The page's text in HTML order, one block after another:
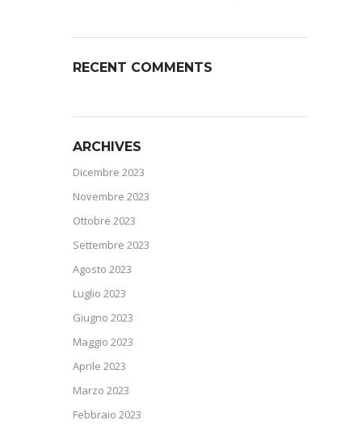
RECENT COMMENTS
ARCHIVES
Dicembre 2023
Novembre 2023
Ottobre 2023
Settembre 2023
Agosto 2023
Luglio 2023
Giugno 2023
Maggio 2023
Aprile 2023
Marzo 2023
Febbraio 2023